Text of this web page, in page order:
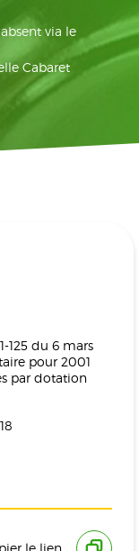
via le
Cabaret
125 du 6 mars
pour 2001
par dotation
le lien